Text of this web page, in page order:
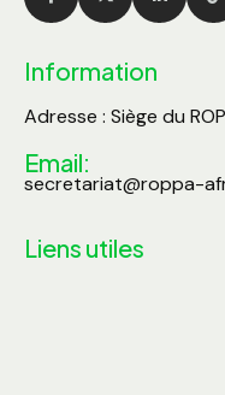
Information
Adresse : Siège du
Email:
secretariat@roppa-
Liens utiles